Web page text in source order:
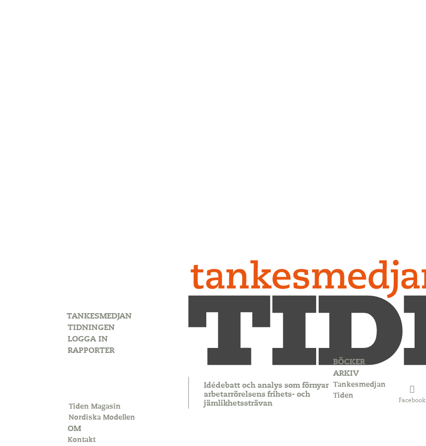
Idédebatt och analys som förnyar
arbetarrörelsens frihets- och
jämlikhetssträvan
Facebook
TANKESMEDJAN
TIDNINGEN
LOGGA IN
RAPPORTER
BÖCKER
ARKIV
Tankesmedjan
Tiden
Tiden Magasin
Nordiska Modellen
OM
Kontakt